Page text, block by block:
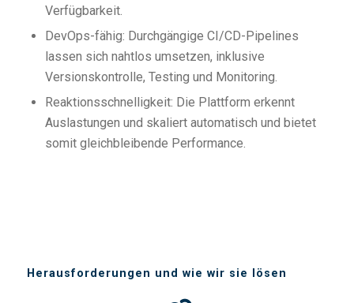
Verfügbarkeit.
DevOps-fähig: Durchgängige CI/CD-Pipelines
lassen sich nahtlos umsetzen, inklusive
Versionskontrolle, Testing und Monitoring.
Reaktionsschnelligkeit: Die Plattform erkennt
Auslastungen und skaliert automatisch und bietet
somit gleichbleibende Performance.
Herausforderungen und wie wir sie lösen